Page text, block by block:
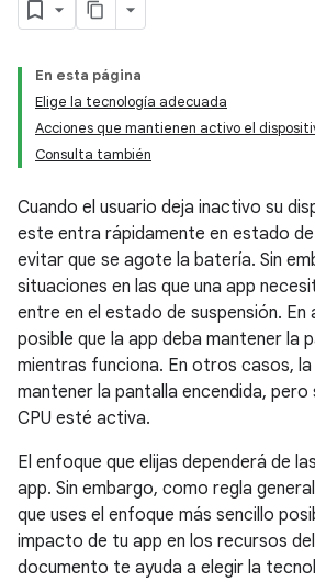
En esta página
Elige la tecnología adecuada
Acciones que mantienen activo el
Consulta también
Cuando el usuario deja inactivo su
este entra rápidamente en estado
evitar que se agote la batería. Sin
situaciones en las que una app
entre en el estado de suspensión. En
posible que la app deba mantener la
mientras funciona. En otros casos,
mantener la pantalla encendida, pero
CPU esté activa.
El enfoque que elijas dependerá de
app. Sin embargo, como regla
que uses el enfoque más sencillo
impacto de tu app en los recursos
documento te ayuda a elegir la